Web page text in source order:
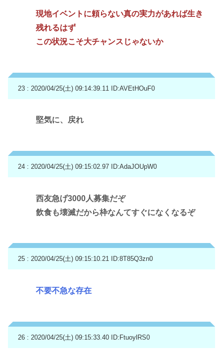
現地イベントに頼らない真の実力があれば生き
残れるはず
この状況こそ大チャンスじゃないか
23 : 2020/04/25(土) 09:14:39.11 ID:AVEtHOuF0
堅気に、戻れ
24 : 2020/04/25(土) 09:15:02.97 ID:AdaJOUpW0
西友急げ3000人募集だぞ
飲食も壊滅だから枠なんてすぐになくなるぞ
25 : 2020/04/25(土) 09:15:10.21 ID:8T85Q3zn0
不要不急な存在
26 : 2020/04/25(土) 09:15:33.40 ID:FtuoylRS0